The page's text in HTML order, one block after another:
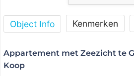
Object Info Kenmerken
Appartement met Zeezicht te
Koop